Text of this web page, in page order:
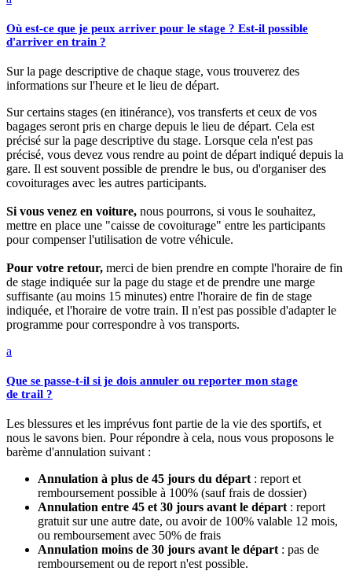
Où est-ce que je peux arriver pour le stage ? Est-il possible
d'arriver en train ?
Sur la page descriptive de chaque stage, vous trouverez des
informations sur l'heure et le lieu de départ.
Sur certains stages (en itinérance), vos transferts et ceux de vos
bagages seront pris en charge depuis le lieu de départ. Cela est
précisé sur la page descriptive du stage. Lorsque cela n'est pas
précisé, vous devez vous rendre au point de départ indiqué depuis la
gare. Il est souvent possible de prendre le bus, ou d'organiser des
covoiturages avec les autres participants.
Si vous venez en voiture, nous pourrons, si vous le souhaitez,
mettre en place une "caisse de covoiturage" entre les participants
pour compenser l'utilisation de votre véhicule.
Pour votre retour, merci de bien prendre en compte l'horaire de fin
de stage indiquée sur la page du stage et de prendre une marge
suffisante (au moins 15 minutes) entre l'horaire de fin de stage
indiquée, et l'horaire de votre train. Il n'est pas possible d'adapter le
programme pour correspondre à vos transports.
a
Que se passe-t-il si je dois annuler ou reporter mon stage
de trail ?
Les blessures et les imprévus font partie de la vie des sportifs, et
nous le savons bien. Pour répondre à cela, nous vous proposons le
barème d'annulation suivant :
Annulation à plus de 45 jours du départ : report et
remboursement possible à 100% (sauf frais de dossier)
Annulation entre 45 et 30 jours avant le départ : report
gratuit sur une autre date, ou avoir de 100% valable 12 mois,
ou remboursement avec 50% de frais
Annulation moins de 30 jours avant le départ : pas de
remboursement ou de report n'est possible.